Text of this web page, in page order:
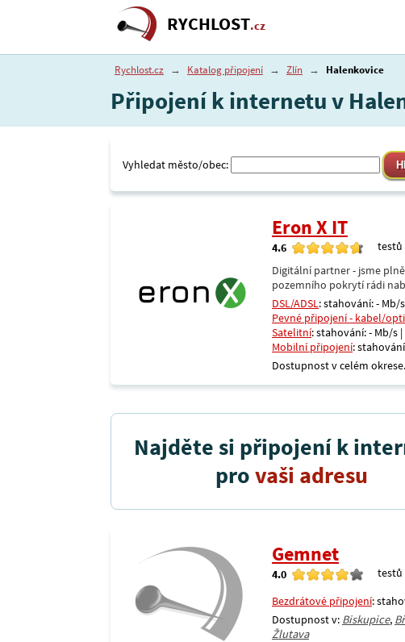
RYCHLOST.cz
Rychlost.cz → Katalog připojení → Zlín → Halenkovice
Připojení k internetu v
Vyhledat město/obec:
Eron X IT
4.6 testů
Digitální partner - jsme
pozemního pokrytí rádi
DSL/ADSL: stahování: - Mb/
Pevné připojení - kabel/
Satelitní: stahování: - Mb/s
Mobilní připojení:
Dostupnost v celém okrese.
Najděte si připojení k
provaši adresu
Gemnet
4.0 testů
Bezdrátové připojení:
Dostupnost v: Biskupice,
Žlutava